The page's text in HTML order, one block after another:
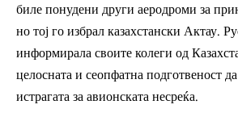
биле понудени други аеродроми за
но тој го избрал казахстански Актау.
информирала своите колеги од
целосната и сеопфатна подготвеност
истрагата за авионската несреќа.